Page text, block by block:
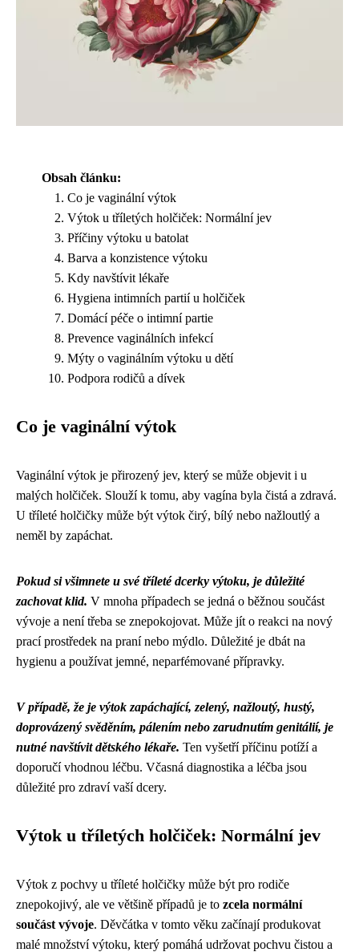
Obsah článku:
Co je vaginální výtok
Výtok u tříletých holčiček: Normální jev
Příčiny výtoku u batolat
Barva a konzistence výtoku
Kdy navštívit lékaře
Hygiena intimních partií u holčiček
Domácí péče o intimní partie
Prevence vaginálních infekcí
Mýty o vaginálním výtoku u dětí
Podpora rodičů a dívek
Co je vaginální výtok
Vaginální výtok je přirozený jev, který se může objevit i u
malých holčiček. Slouží k tomu, aby vagína byla čistá a zdravá.
U tříleté holčičky může být výtok čirý, bílý nebo nažloutlý a
neměl by zapáchat.
Pokud si všimnete u své tříleté dcerky výtoku, je důležité
zachovat klid. V mnoha případech se jedná o běžnou součást
vývoje a není třeba se znepokojovat. Může jít o reakci na nový
prací prostředek na praní nebo mýdlo. Důležité je dbát na
hygienu a používat jemné, neparfémované přípravky.
V případě, že je výtok zapáchající, zelený, nažloutý, hustý,
doprovázený svěděním, pálením nebo zarudnutím genitálií, je
nutné navštívit dětského lékaře. Ten vyšetří příčinu potíží a
doporučí vhodnou léčbu. Včasná diagnostika a léčba jsou
důležité pro zdraví vaší dcery.
Výtok u tříletých holčiček: Normální jev
Výtok z pochvy u tříleté holčičky může být pro rodiče
znepokojivý, ale ve většině případů je to zcela normální
součást vývoje. Děvčátka v tomto věku začínají produkovat
malé množství výtoku, který pomáhá udržovat pochvu čistou a